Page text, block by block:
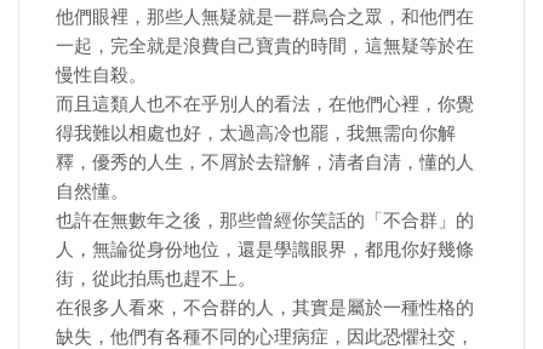
他們眼裡，那些人無疑就是一群烏合之眾，和他們在
一起，完全就是浪費自己寶貴的時間，這無疑等於在
慢性自殺。
而且這類人也不在乎別人的看法，在他們心裡，你覺
得我難以相處也好，太過高冷也罷，我無需向你解
釋，優秀的人生，不屑於去辯解，清者自清，懂的人
自然懂。
也許在無數年之後，那些曾經你笑話的「不合群」的
人，無論從身份地位，還是學識眼界，都甩你好幾條
街，從此拍馬也趕不上。
在很多人看來，不合群的人，其實是屬於一種性格的
缺失，他們有各種不同的心理病症，因此恐懼社交，